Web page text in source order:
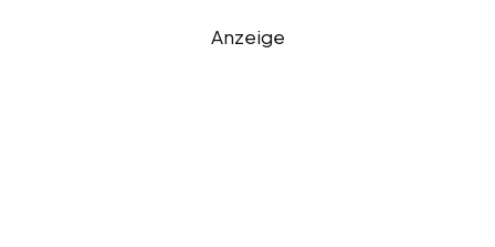
Anzeige